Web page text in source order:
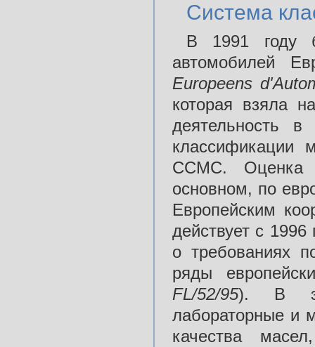
Система
В 1991 году
автомобилей
Europeens
которая взяла
деятельность
классификации
ССМС. Оценка
основном, по
Европейским
действует с
о требованиях
ряды
FL/52/95). В
лабораторные и
качества